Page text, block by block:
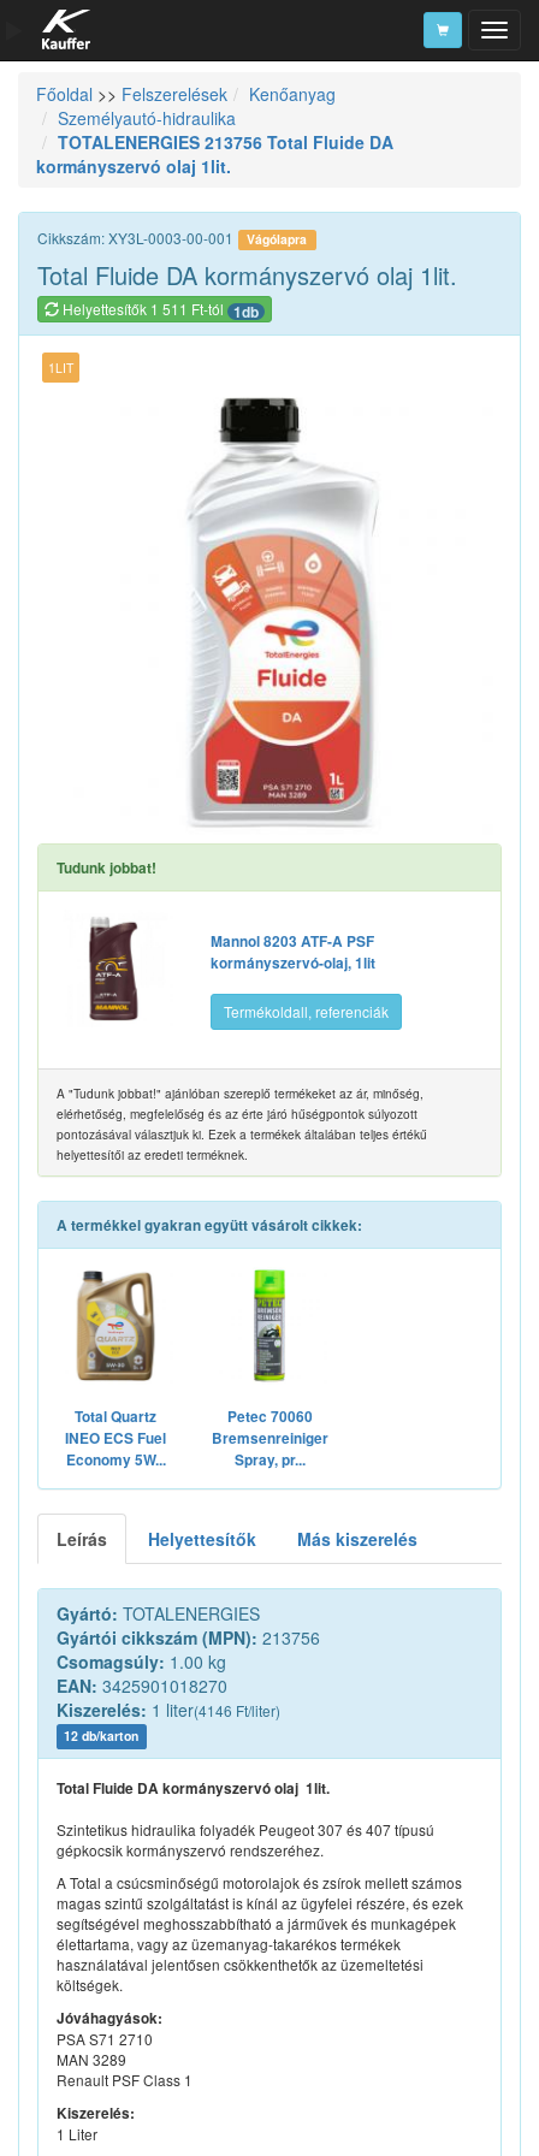
Szerszámkatalógus
Kosár
Főoldal >> Felszerelések
Kenőanyag
Személyautó-hidraulika
TOTALENERGIES 213756 Total Fluide DA
kormányszervó olaj 1lit.
Cikkszám: XY3L-0003-00-001 Vágólapra
Total Fluide DA kormányszervó olaj 1lit.
Helyettesítők 1 511 Ft-tól 1db
1LIT
Tudunk jobbat!
Mannol 8203 ATF-A PSF
kormányszervó-olaj, 1lit
Termékoldall, referenciák
A "Tudunk jobbat!" ajánlóban szereplő termékeket az ár, minőség,
elérhetőség, megfelelőség és az érte járó hűségpontok súlyozott
pontozásával választjuk ki. Ezek a termékek általában teljes értékű
helyettesítői az eredeti terméknek.
A termékkel gyakran együtt vásárolt cikkek:
Total Quartz
INEO ECS Fuel
Economy 5W...
Petec 70060
Bremsenreiniger
Spray, pr...
Leírás Helyettesítők Más kiszerelés
Gyártó: TOTALENERGIES
Gyártói cikkszám (MPN): 213756
Csomagsúly: 1.00 kg
EAN: 3425901018270
Kiszerelés: 1 liter(4146 Ft/liter)
12 db/karton
Total Fluide DA kormányszervó olaj 1lit.
Szintetikus hidraulika folyadék Peugeot 307 és 407 típusú
gépkocsik kormányszervó rendszeréhez.
A Total a csúcsminőségű motorolajok és zsírok mellett számos
magas szintű szolgáltatást is kínál az ügyfelei részére, és ezek
segítségével meghosszabbítható a járművek és munkagépek
élettartama, vagy az üzemanyag-takarékos termékek
használatával jelentősen csökkenthetők az üzemeltetési
költségek.
Jóváhagyások:
PSA S71 2710
MAN 3289
Renault PSF Class 1
Kiszerelés:
1 Liter